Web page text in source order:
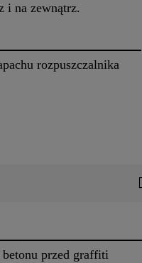
i na zewnątrz.
rozpuszczalnika
przed graffiti